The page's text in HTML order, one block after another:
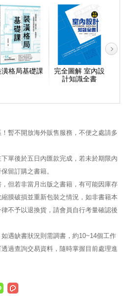
潢格局基礎課
完全圖解 室內設
計知識全書
暫不開放海外販售服務，不便之處請多
單後於五日內匯款完成，若未於期限內
留訂購之書籍。
但若非當月出版之書籍，有可能因庫存
膜破損並重新包裝之情況，如非書籍本
不予以退換貨，請會員自行考量確認後
遇缺書狀況則需調書，約10~14個工作
過查詢交易資料，隨時掌握目前處理進